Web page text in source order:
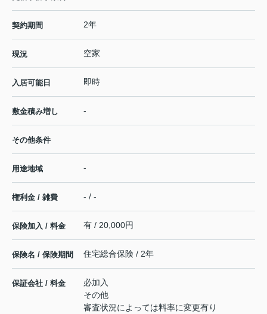
契約期間 2年
現況 空家
入居可能日 即時
敷金積み増し -
その他条件
用途地域 -
権利金 / 雑費 - / -
保険加入 / 料金 有 / 20,000円
保険名 / 保険期間 住宅総合保険 / 2年
保証会社 / 料金
必加入
その他
審査状況によっては料率に変更有り